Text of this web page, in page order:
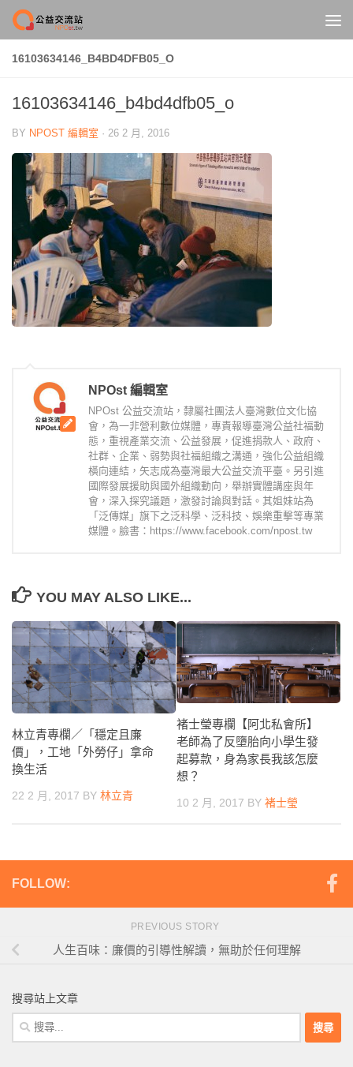
Skip to content
16103634146_B4BD4DFB05_O
16103634146_b4bd4dfb05_o
BY NPOST 編輯室 · 26 2 月, 2016
NPOst 編輯室
NPOst 公益交流站，隸屬社團法人臺灣數位文化協
會，為一非營利數位媒體，專責報導臺灣公益社福動
態，重視產業交流、公益發展，促進捐款人、政府、
社群、企業、弱勢與社福組織之溝通，強化公益組織
橫向連結，矢志成為臺灣最大公益交流平臺。另引進
國際發展援助與國外組織動向，舉辦實體講座與年
會，深入探究議題，激發討論與對話。其姐妹站為
「泛傳媒」旗下之泛科學、泛科技、娛樂重擊等專業
媒體。臉書：https://www.facebook.com/npost.tw
YOU MAY ALSO LIKE...
林立青專欄／「穩定且廉
價」，工地「外勞仔」拿命
換生活
22 2 月, 2017 BY 林立青
褚士瑩專欄【阿北私會所】
老師為了反墮胎向小學生發
起募款，身為家長我該怎麼
想？
10 2 月, 2017 BY 褚士瑩
FOLLOW:
PREVIOUS STORY
人生百味：廉價的引導性解讀，無助於任何理解
搜尋站上文章
搜
尋